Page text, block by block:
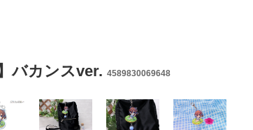
バカンスver. 4589830069648